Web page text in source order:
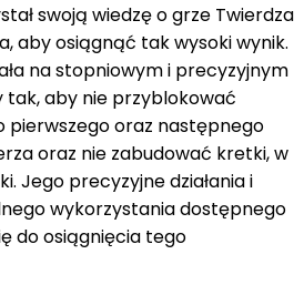
swoją wiedzę o grze Twierdza
aby osiągnąć tak wysoki wynik.
na stopniowym i precyzyjnym
tak, aby nie przyblokować
pierwszego oraz następnego
oraz nie zabudować kretki, w
Jego precyzyjne działania i
wykorzystania dostępnego
do osiągnięcia tego